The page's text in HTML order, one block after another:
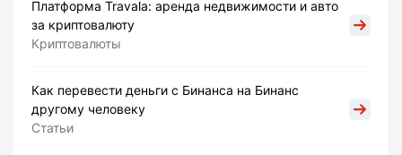
Платформа Travala: аренда недвижимости и авто
за криптовалюту
Криптовалюты
Как перевести деньги с Бинанса на Бинанс
другому человеку
Статьи